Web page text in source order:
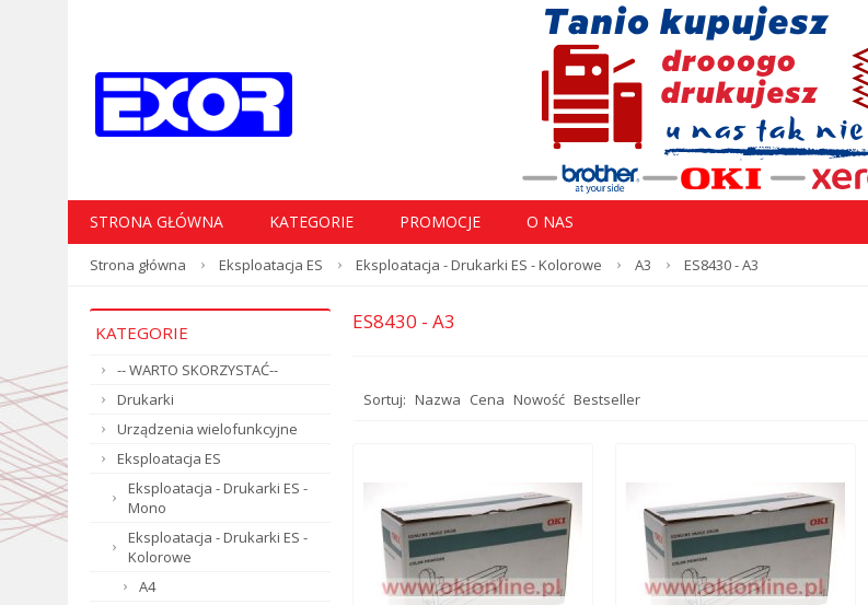
STRONA GŁÓWNA KATEGORIE PROMOCJE O NAS
Strona główna Eksploatacja ES Eksploatacja - Drukarki ES - Kolorowe A3 ES8430 - A3
KATEGORIE
-- WARTO SKORZYSTAĆ--
Drukarki
Urządzenia wielofunkcyjne
Eksploatacja ES
Eksploatacja - Drukarki ES -
Mono
Eksploatacja - Drukarki ES -
Kolorowe
A4
ES8430 - A3
Sortuj: Nazwa Cena Nowość Bestseller